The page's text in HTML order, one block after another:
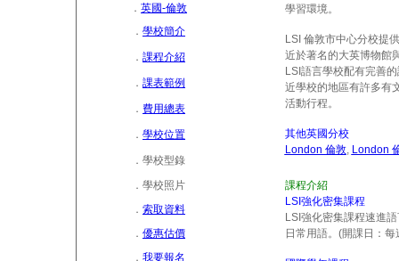
． 英國-倫敦
． 學校簡介
． 課程介紹
． 課表範例
． 費用總表
． 學校位置
． 學校型錄
． 學校照片
． 索取資料
． 優惠估價
． 我要報名
學習環境。
LSI 倫敦市中心分校提
近於著名的大英博物館
LSI語言學校配有完善
近學校的地區有許多有
活動行程。
其他英國分校
London 倫敦, London
課程介紹
LSI強化密集課程
LSI強化密集課程速進
日常用語。(開課日：每